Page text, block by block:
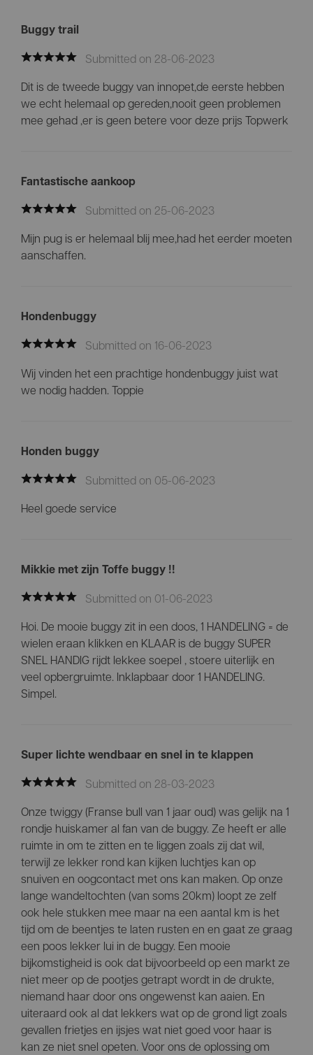
Buggy trail
Submitted on 28-06-2023
Dit is de tweede buggy van innopet,de eerste hebben
we echt helemaal op gereden,nooit geen problemen
mee gehad ,er is geen betere voor deze prijs Topwerk
Fantastische aankoop
Submitted on 25-06-2023
Mijn pug is er helemaal blij mee,had het eerder moeten
aanschaffen.
Hondenbuggy
Submitted on 16-06-2023
Wij vinden het een prachtige hondenbuggy juist wat
we nodig hadden. Toppie
Honden buggy
Submitted on 05-06-2023
Heel goede service
Mikkie met zijn Toffe buggy !!
Submitted on 01-06-2023
Hoi. De mooie buggy zit in een doos, 1 HANDELING = de
wielen eraan klikken en KLAAR is de buggy SUPER
SNEL HANDIG rijdt lekkee soepel , stoere uiterlijk en
veel opbergruimte. Inklapbaar door 1 HANDELING.
Simpel.
Super lichte wendbaar en snel in te klappen
Submitted on 28-03-2023
Onze twiggy (Franse bull van 1 jaar oud) was gelijk na 1
rondje huiskamer al fan van de buggy. Ze heeft er alle
ruimte in om te zitten en te liggen zoals zij dat wil,
terwijl ze lekker rond kan kijken luchtjes kan op
snuiven en oogcontact met ons kan maken. Op onze
lange wandeltochten (van soms 20km) loopt ze zelf
ook hele stukken mee maar na een aantal km is het
tijd om de beentjes te laten rusten en en gaat ze graag
een poos lekker lui in de buggy. Een mooie
bijkomstigheid is ook dat bijvoorbeeld op een markt ze
niet meer op de pootjes getrapt wordt in de drukte,
niemand haar door ons ongewenst kan aaien. En
uiteraard ook al dat lekkers wat op de grond ligt zoals
gevallen frietjes en ijsjes wat niet goed voor haar is
kan ze niet snel opeten. Voor ons de oplossing om